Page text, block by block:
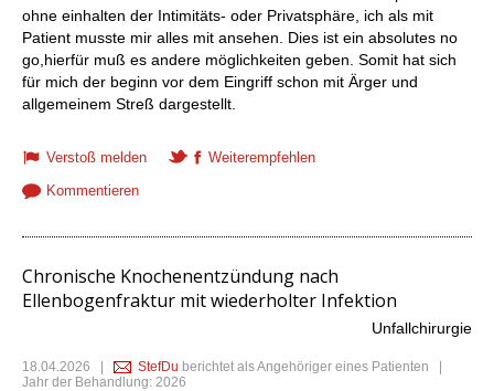
ohne einhalten der Intimitäts- oder Privatsphäre, ich als mit
Patient musste mir alles mit ansehen. Dies ist ein absolutes no
go,hierfür muß es andere möglichkeiten geben. Somit hat sich
für mich der beginn vor dem Eingriff schon mit Ärger und
allgemeinem Streß dargestellt.
Verstoß melden
Weiterempfehlen
Kommentieren
Chronische Knochenentzündung nach
Ellenbogenfraktur mit wiederholter Infektion
Unfallchirurgie
18.04.2026 StefDu berichtet als Angehöriger eines Patienten |
Jahr der Behandlung: 2026